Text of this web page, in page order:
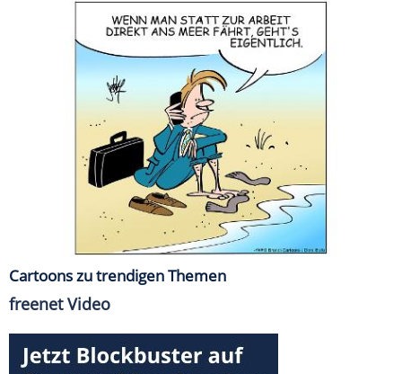
Cartoons zu trendigen Themen
freenet Video